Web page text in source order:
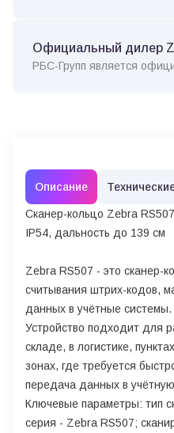
Официальный дилер
РБС-Групп является
Описание
Сканер-кольцо Zebra
IP54, дальность до 139 см
Zebra RS507 - это сканер-
считывания штрих-кодов,
данных в учётные системы.
Устройство подходит для
складе, в логистике,
зонах, где требуется
передача данных в
Ключевые параметры: тип
серия - Zebra RS507;